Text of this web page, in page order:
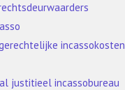
incassokosten
justitieel incassobureau